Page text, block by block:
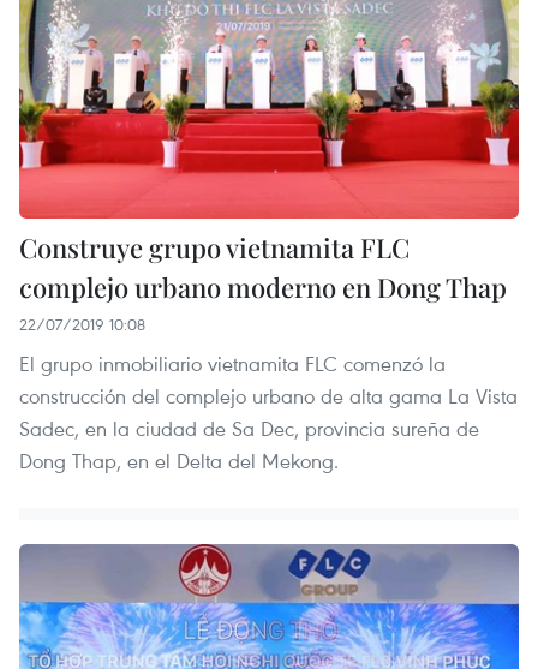
Construye grupo vietnamita FLC
complejo urbano moderno en Dong Thap
22/07/2019 10:08
El grupo inmobiliario vietnamita FLC comenzó la
construcción del complejo urbano de alta gama La Vista
Sadec, en la ciudad de Sa Dec, provincia sureña de
Dong Thap, en el Delta del Mekong.